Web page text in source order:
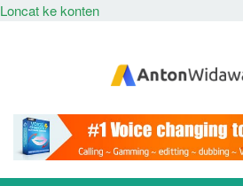
Loncat ke konten